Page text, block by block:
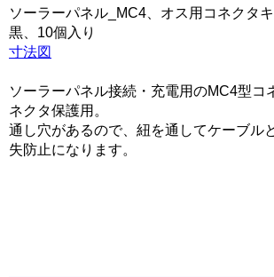
ソーラーパネル_MC4、オス用コネクタ
黒、10個入り
寸法図
ソーラーパネル接続・充電用のMC4型コ
ネクタ保護用。
通し穴があるので、紐を通してケーブル
失防止になります。